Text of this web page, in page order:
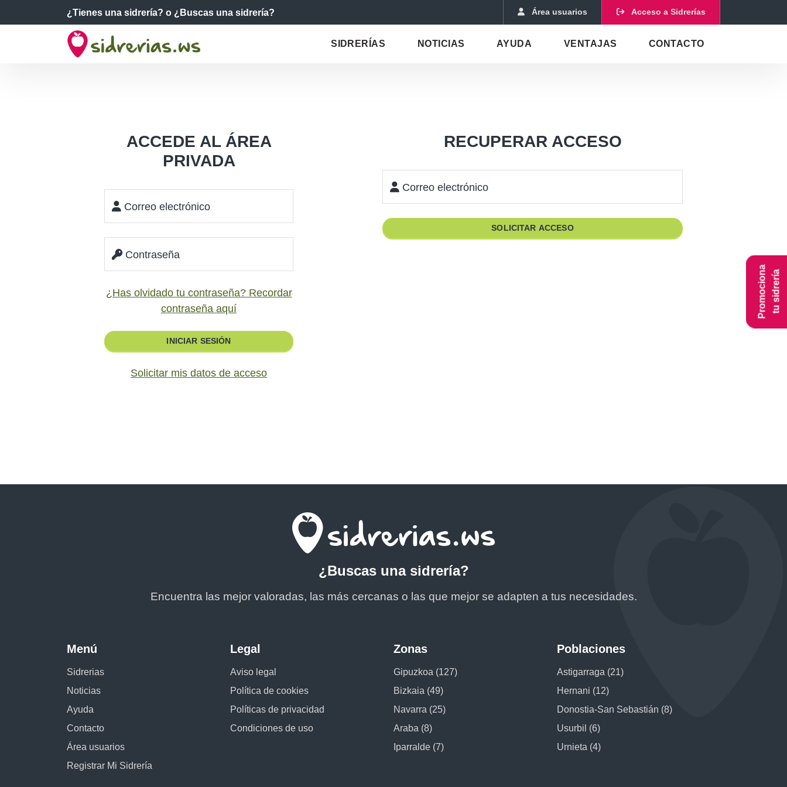
Promocionatu sidrería
¿Tienes una sidrería? o ¿Buscas una sidrería? Área usuarios Acceso a Sidrerías
SIDRERÍAS NOTICIAS AYUDA VENTAJAS CONTACTO
ACCEDE AL ÁREA
PRIVADA
Correo electrónico
Contraseña
¿Has olvidado tu contraseña? Recordar
contraseña aquí
INICIAR SESIÓN
Solicitar mis datos de acceso
RECUPERAR ACCESO
Correo electrónico
SOLICITAR ACCESO
¿Buscas una sidrería?
Encuentra las mejor valoradas, las más cercanas o las que mejor se adapten a tus necesidades.
Menú
Sidrerias
Noticias
Ayuda
Contacto
Área usuarios
Registrar Mi Sidrería
Legal
Aviso legal
Política de cookies
Políticas de privacidad
Condiciones de uso
Zonas
Gipuzkoa (127)
Bizkaia (49)
Navarra (25)
Araba (8)
Iparralde (7)
Poblaciones
Astigarraga (21)
Hernani (12)
Donostia-San Sebastián (8)
Usurbil (6)
Urnieta (4)